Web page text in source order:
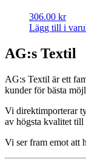
306.00 kr
Lägg till i
AG:s Textil
AG:s Textil är ett
kunder för bästa
Vi direktimporterar
av högsta kvalitet till
Vi ser fram emot att